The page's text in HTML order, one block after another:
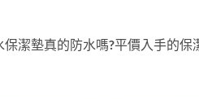
保潔墊真的防水嗎?平價入手的